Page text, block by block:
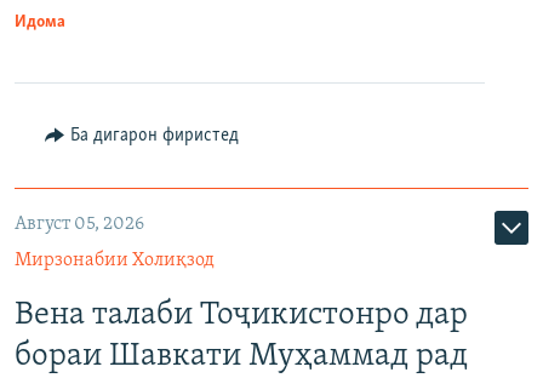
Идома
Ба дигарон фиристед
Август 05, 2026
Мирзонабии Холиқзод
Вена талаби Тоҷикистонро дар
бораи Шавкати Муҳаммад рад